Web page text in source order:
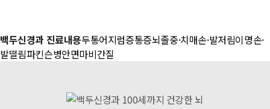
백두신경과 진료내용두통어지럼증통증뇌졸중·치매손·발저림이명손·
발떨림파킨슨병안면마비간질